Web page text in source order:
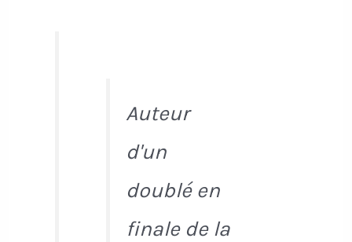
Auteur
d'un
doublé en
finale de la